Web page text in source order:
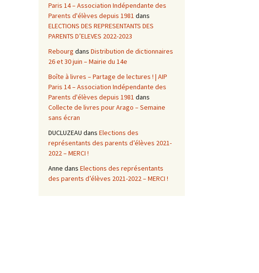
Paris 14 – Association Indépendante des
Parents d'élèves depuis 1981 dans
ELECTIONS DES REPRESENTANTS DES
PARENTS D’ELEVES 2022-2023
Rebourg dans Distribution de dictionnaires
26 et 30 juin – Mairie du 14e
Boîte à livres – Partage de lectures ! | AIP
Paris 14 – Association Indépendante des
Parents d'élèves depuis 1981 dans
Collecte de livres pour Arago – Semaine
sans écran
DUCLUZEAU dans Elections des
représentants des parents d’élèves 2021-
2022 – MERCI !
Anne dans Elections des représentants
des parents d’élèves 2021-2022 – MERCI !